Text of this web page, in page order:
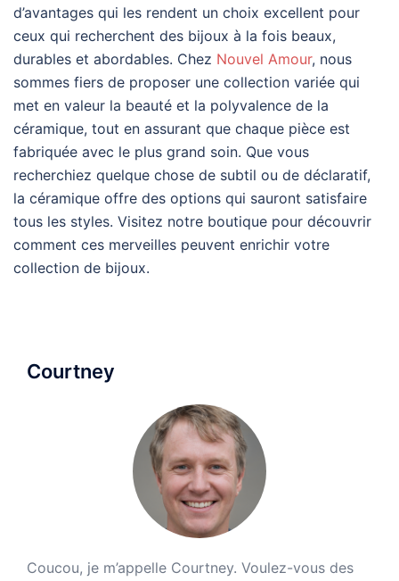
d’avantages qui les rendent un choix excellent pour
ceux qui recherchent des bijoux à la fois beaux,
durables et abordables. Chez Nouvel Amour, nous
sommes fiers de proposer une collection variée qui
met en valeur la beauté et la polyvalence de la
céramique, tout en assurant que chaque pièce est
fabriquée avec le plus grand soin. Que vous
recherchiez quelque chose de subtil ou de déclaratif,
la céramique offre des options qui sauront satisfaire
tous les styles. Visitez notre boutique pour découvrir
comment ces merveilles peuvent enrichir votre
collection de bijoux.
Courtney
Coucou, je m’appelle Courtney. Voulez-vous des